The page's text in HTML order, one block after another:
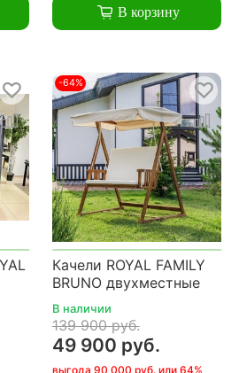
В корзину
-64%
Качели ROYAL FAMILY
BRUNO двухместные
В наличии
139 900 руб.
49 900 руб.
выгода 90 000 руб. или 64%